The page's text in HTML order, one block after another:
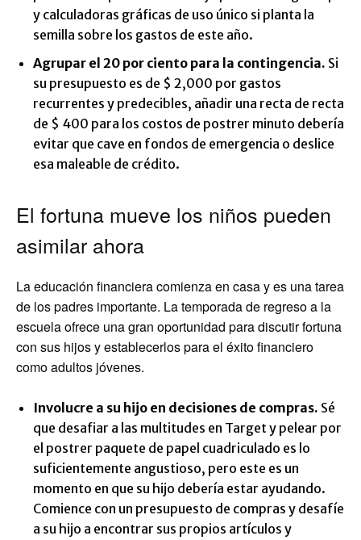
y calculadoras gráficas de uso único si planta la
semilla sobre los gastos de este año.
Agrupar el 20 por ciento para la contingencia. Si
su presupuesto es de $ 2,000 por gastos
recurrentes y predecibles, añadir una recta de recta
de $ 400 para los costos de postrer minuto debería
evitar que cave en fondos de emergencia o deslice
esa maleable de crédito.
El fortuna mueve los niños pueden
asimilar ahora
La educación financiera comienza en casa y es una tarea
de los padres importante. La temporada de regreso a la
escuela ofrece una gran oportunidad para discutir fortuna
con sus hijos y establecerlos para el éxito financiero
como adultos jóvenes.
Involucre a su hijo en decisiones de compras. Sé
que desafiar a las multitudes en Target y pelear por
el postrer paquete de papel cuadriculado es lo
suficientemente angustioso, pero este es un
momento en que su hijo debería estar ayudando.
Comience con un presupuesto de compras y desafíe
a su hijo a encontrar sus propios artículos y